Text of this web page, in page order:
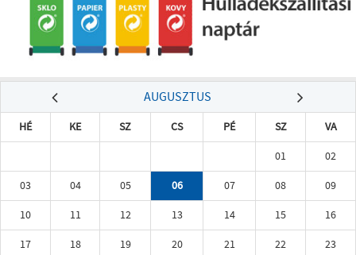
AUGUSZTUS
HÉ KE SZ CS PÉ SZ
VA
01
02
03
04 05 06 07 08
09
10
11 12 13 14 15
16
17
18 19 20 21 22
23